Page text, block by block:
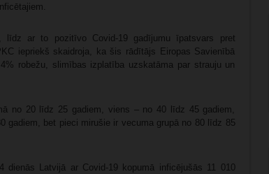
līdz ar to pozitīvo Covid-19 gadījumu īpatsvars pret
iepriekš skaidroja, ka šis rādītājs Eiropas Savienībā
robežu, slimības izplatība uzskatāma par strauju un
no 20 līdz 25 gadiem, viens – no 40 līdz 45 gadiem,
gadiem, bet pieci mirušie ir vecuma grupā no 80 līdz 85
dienās Latvijā ar Covid-19 kopumā inficējušās 11 010